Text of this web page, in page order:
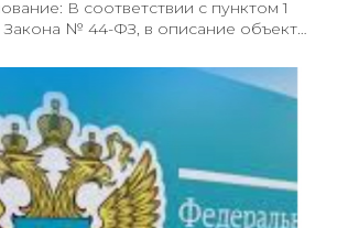
В соответствии с пунктом 1
Закона № 44-ФЗ, в описание объекта
знаки, знаки обслуживания и
если это ограничивает
закупки. Согласно положениям
33 Закона № 44-ФЗ, заказчик обязан
товаров российского
при подготовке описания объекта
него распространяются запреты,